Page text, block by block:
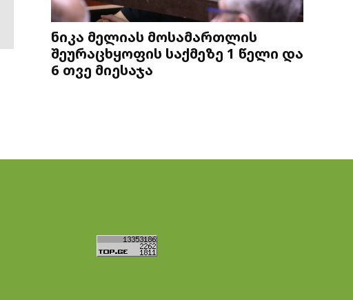
ნიკა მელიას მოსამართლის
შეურაცხყოფის საქმეზე 1 წელი და
6 თვე მიესაჯა